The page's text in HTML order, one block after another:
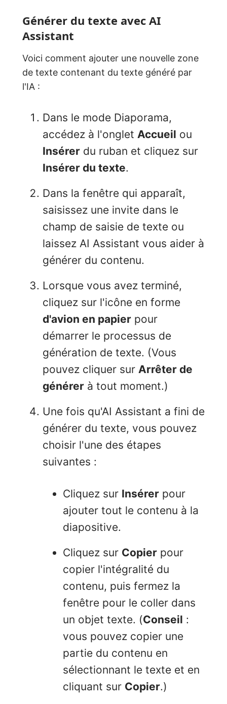
Générer du texte avec AI
Assistant
Voici comment ajouter une nouvelle zone
de texte contenant du texte généré par
l'IA :
Dans le mode Diaporama,
accédez à l'onglet Accueil ou
Insérer du ruban et cliquez sur
Insérer du texte.
Dans la fenêtre qui apparaît,
saisissez une invite dans le
champ de saisie de texte ou
laissez AI Assistant vous aider à
générer du contenu.
Lorsque vous avez terminé,
cliquez sur l'icône en forme
d'avion en papier pour
démarrer le processus de
génération de texte. (Vous
pouvez cliquer sur Arrêter de
générer à tout moment.)
Une fois qu'AI Assistant a fini de
générer du texte, vous pouvez
choisir l'une des étapes
suivantes :
Cliquez sur Insérer pour
ajouter tout le contenu à la
diapositive.
Cliquez sur Copier pour
copier l'intégralité du
contenu, puis fermez la
fenêtre pour le coller dans
un objet texte. (Conseil :
vous pouvez copier une
partie du contenu en
sélectionnant le texte et en
cliquant sur Copier.)